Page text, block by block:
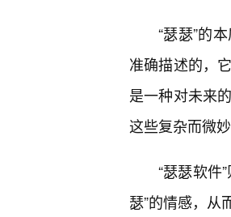
“瑟瑟”的
准确描述的，
是一种对未来
这些复杂而微妙
“瑟瑟软件
瑟”的情感，从